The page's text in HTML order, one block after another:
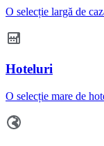
O selecție largă de
Hoteluri
O selecție mare de